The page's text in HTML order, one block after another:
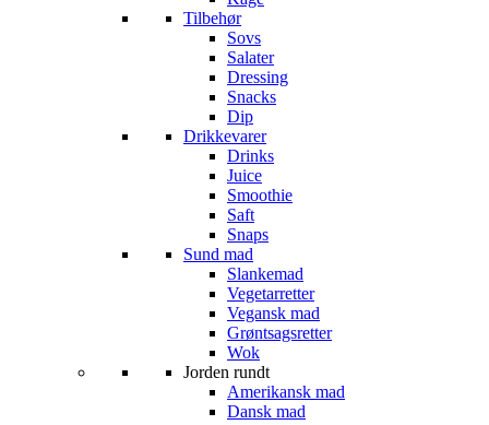
Tilbehør
Sovs
Salater
Dressing
Snacks
Dip
Drikkevarer
Drinks
Juice
Smoothie
Saft
Snaps
Sund mad
Slankemad
Vegetarretter
Vegansk mad
Grøntsagsretter
Wok
Jorden rundt
Amerikansk mad
Dansk mad